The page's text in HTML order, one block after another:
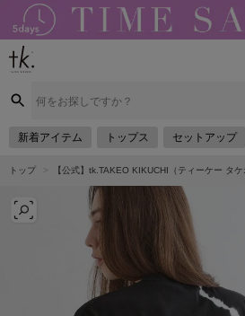
新着アイテム トップス セットアップ
トップ 【公式】tk.TAKEO KIKUCHI（ティーケー タ